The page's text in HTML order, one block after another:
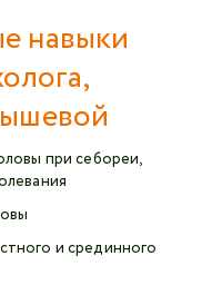
навыки
при себореи,
и срединного